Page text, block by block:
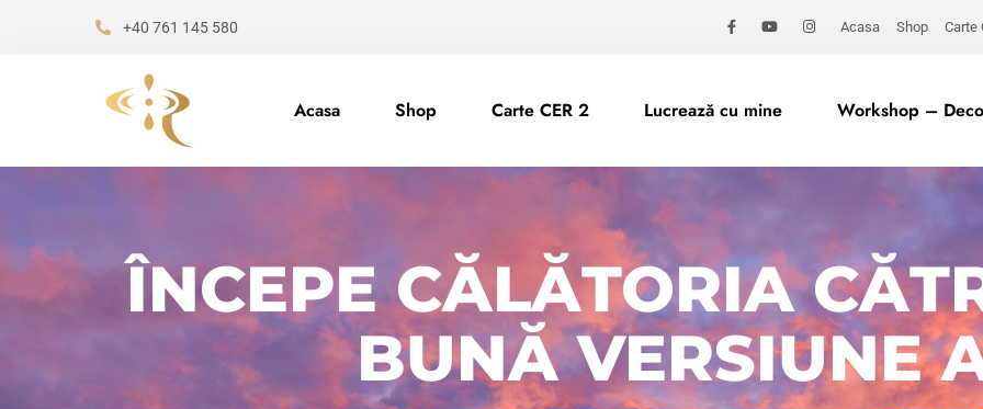
+40 761 145 580 Acasa Shop Carte
Acasa Shop Carte CER 2 Lucrează cu mine Workshop –
ÎNCEPE CĂLĂTORIA
BUNĂ VERSIUNE